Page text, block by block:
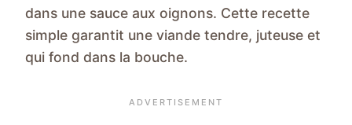
dans une sauce aux oignons. Cette recette
simple garantit une viande tendre, juteuse et
qui fond dans la bouche.